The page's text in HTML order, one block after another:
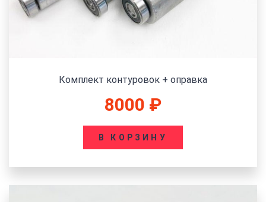
Комплект контуровок + оправка
8000 ₽
В КОРЗИНУ